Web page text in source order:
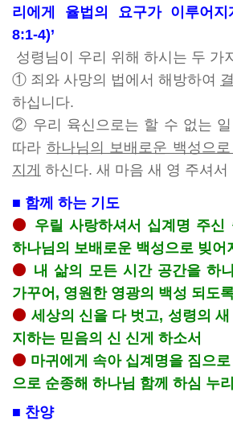
리에게 율법의 요구가 이루어지
8:1-4)’
성령님이 우리 위해 하시는 두 가
① 죄와 사망의 법에서 해방하여
하십니다.
② 우리 육신으로는 할 수 없는
따라 하나님의 보배로운 백성으
지게 하신다. 새 마음 새 영 주셔서
■ 함께 하는 기도
⚫ 우릴 사랑하셔서 십계명 주신
하나님의 보배로운 백성으로 빚어
⚫ 내 삶의 모든 시간 공간을 하
가꾸어, 영원한 영광의 백성 되도
⚫ 세상의 신을 다 벗고, 성령의
지하는 믿음의 신 신게 하소서
⚫ 마귀에게 속아 십계명을 짐으
으로 순종해 하나님 함께 하심 누
■ 찬양